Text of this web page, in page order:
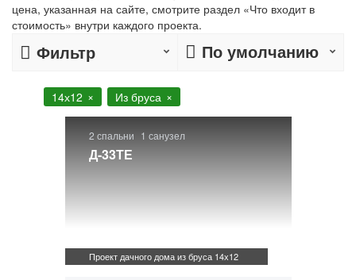
цена, указанная на сайте, смотрите раздел «Что входит в
стоимость» внутри каждого проекта.
Фильтр По умолчанию
14х12 Из бруса
2 спальни 1 санузел
Д-33ТЕ
Проект дачного дома из бруса 14х12